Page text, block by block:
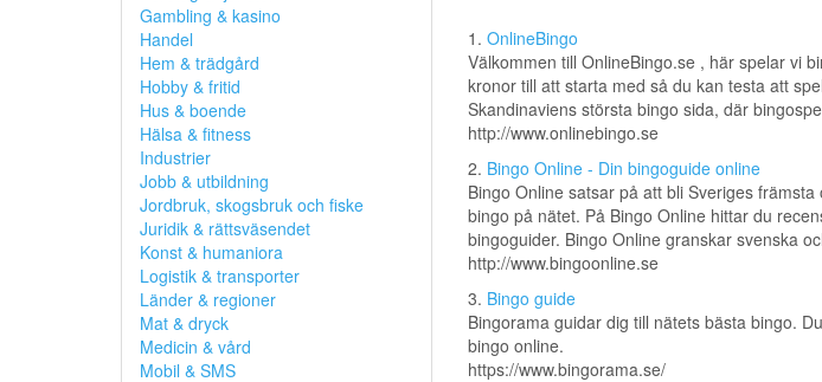
Gambling & kasino
Handel
Hem & trädgård
Hobby & fritid
Hus & boende
Hälsa & fitness
Industrier
Jobb & utbildning
Jordbruk, skogsbruk och fiske
Juridik & rättsväsendet
Konst & humaniora
Logistik & transporter
Länder & regioner
Mat & dryck
Medicin & vård
Mobil & SMS
1. OnlineBingo
Välkommen till OnlineBingo.se , här spelar vi
kronor till att starta med så du kan testa att
Skandinaviens största bingo sida, där
http://www.onlinebingo.se
2. Bingo Online - Din bingoguide online
Bingo Online satsar på att bli Sveriges
bingo på nätet. På Bingo Online hittar du
bingoguider. Bingo Online granskar svenska
http://www.bingoonline.se
3. Bingo guide
Bingorama guidar dig till nätets bästa bingo.
bingo online.
https://www.bingorama.se/